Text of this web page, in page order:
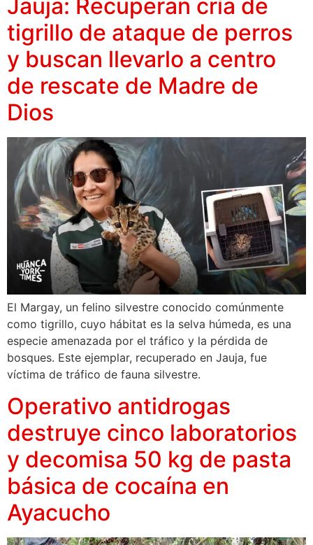
Jauja: Recuperan cría de
tigrillo de ataque de perros
y buscan llevarlo a centro
de rescate de Madre de
Dios
El Margay, un felino silvestre conocido comúnmente
como tigrillo, cuyo hábitat es la selva húmeda, es una
especie amenazada por el tráfico y la pérdida de
bosques. Este ejemplar, recuperado en Jauja, fue
víctima de tráfico de fauna silvestre.
Operativo antidrogas
destruye cinco laboratorios
y decomisa 50 kg de pasta
básica de cocaína en
Ayacucho